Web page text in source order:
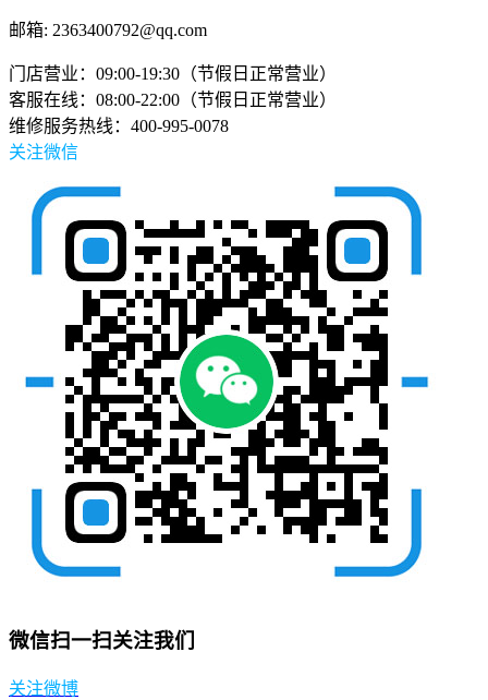
邮箱: 2363400792@qq.com
门店营业：09:00-19:30（节假日正常营业）
客服在线：08:00-22:00（节假日正常营业）
维修服务热线：400-995-0078
关注微信
微信扫一扫关注我们
关注微博